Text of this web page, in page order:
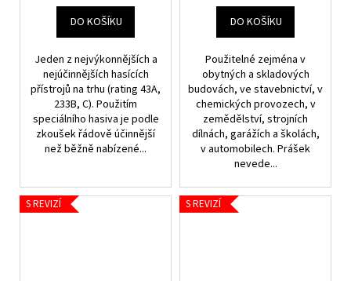
DO KOŠÍKU
Jeden z nejvýkonnějších a
nejúčinnějších hasících
přístrojů na trhu (rating 43A,
233B, C). Použitím
speciálního hasiva je podle
zkoušek řádově účinnější
než běžně nabízené...
DO KOŠÍKU
Použitelné zejména v
obytných a skladových
budovách, ve stavebnictví, v
chemických provozech, v
zemědělství, strojních
dílnách, garážích a školách,
v automobilech. Prášek
nevede...
S REVIZÍ S REVIZÍ